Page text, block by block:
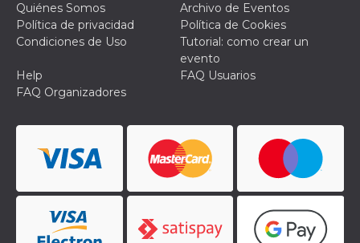
Quiénes Somos
Archivo de Eventos
Política de privacidad
Política de Cookies
Condiciones de Uso
Tutorial: como crear un
evento
Help
FAQ Usuarios
FAQ Organizadores